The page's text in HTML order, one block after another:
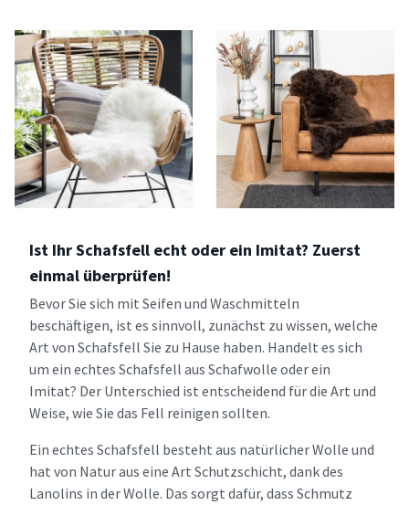
Ist Ihr Schafsfell echt oder ein Imitat? Zuerst
einmal überprüfen!
Bevor Sie sich mit Seifen und Waschmitteln
beschäftigen, ist es sinnvoll, zunächst zu wissen, welche
Art von Schafsfell Sie zu Hause haben. Handelt es sich
um ein echtes Schafsfell aus Schafwolle oder ein
Imitat? Der Unterschied ist entscheidend für die Art und
Weise, wie Sie das Fell reinigen sollten.
Ein echtes Schafsfell besteht aus natürlicher Wolle und
hat von Natur aus eine Art Schutzschicht, dank des
Lanolins in der Wolle. Das sorgt dafür, dass Schmutz